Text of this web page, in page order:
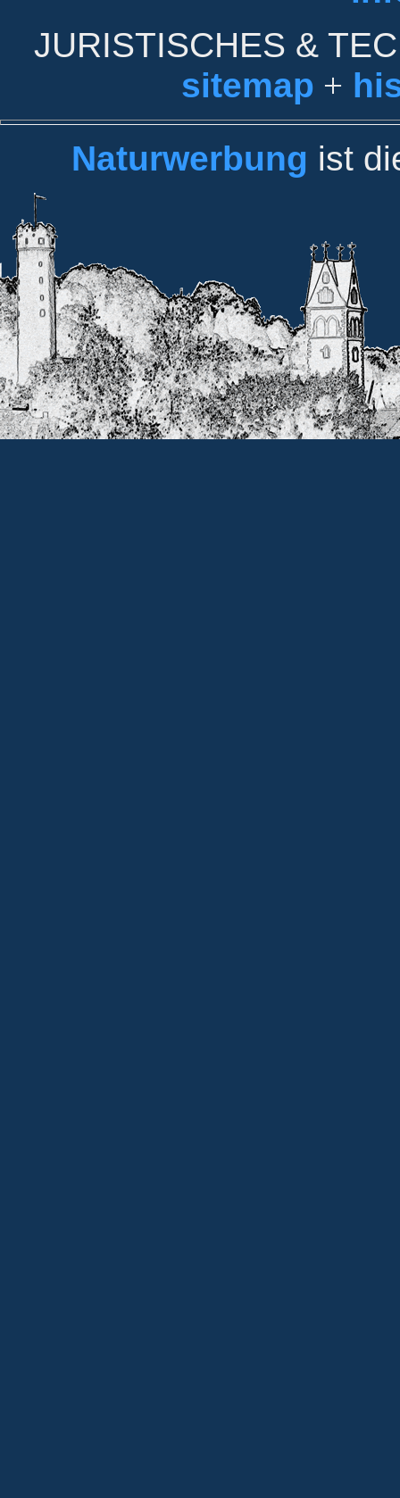
JURISTISCHES &
sitemap +
Naturwerbung ist